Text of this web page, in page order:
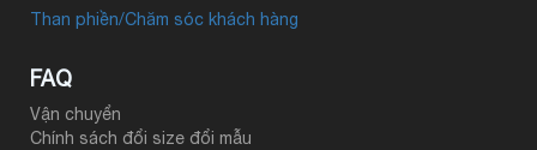
Than phiền/Chăm sóc khách hàng
FAQ
Vận chuyển
Chính sách đổi size đổi mẫu